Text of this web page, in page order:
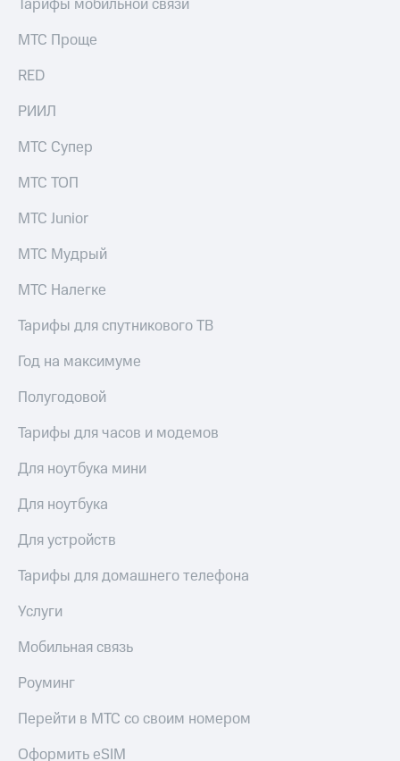
Тарифы мобильной связи
МТС Проще
RED
РИИЛ
МТС Супер
МТС ТОП
МТС Junior
МТС Мудрый
МТС Налегке
Тарифы для спутникового ТВ
Год на максимуме
Полугодовой
Тарифы для часов и модемов
Для ноутбука мини
Для ноутбука
Для устройств
Тарифы для домашнего телефона
Услуги
Мобильная связь
Роуминг
Перейти в МТС со своим номером
Оформить eSIM